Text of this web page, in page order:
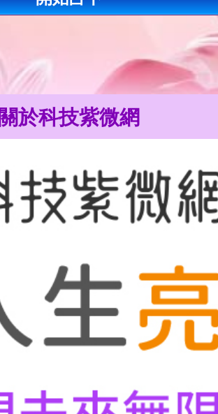
關於科技紫微網